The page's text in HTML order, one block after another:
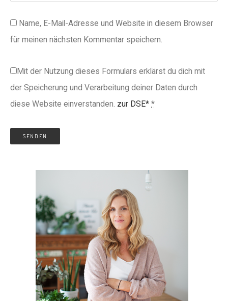
Name, E-Mail-Adresse und Website in diesem Browser
für meinen nächsten Kommentar speichern.
Mit der Nutzung dieses Formulars erklärst du dich mit
der Speicherung und Verarbeitung deiner Daten durch
diese Website einverstanden. zur DSE* *